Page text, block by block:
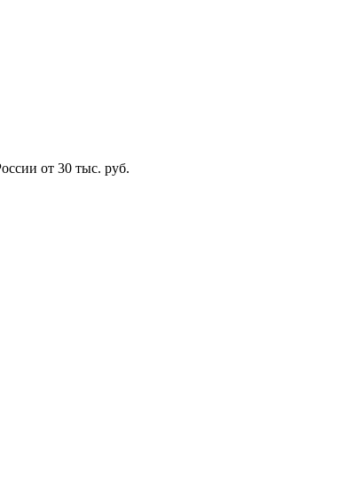
от 30 тыс. руб.